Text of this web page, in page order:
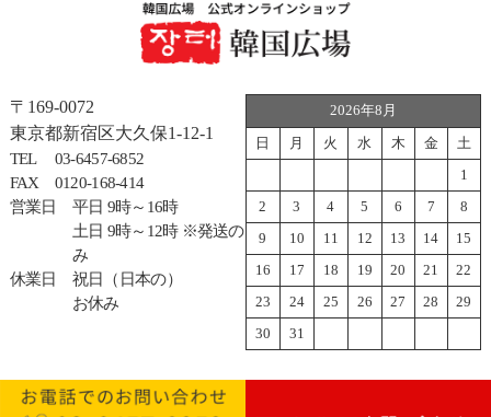
〒169-0072
東京都新宿区大久保1-12-1
TEL
03-6457-6852
FAX
0120-168-414
営業日
平日 9時～16時
土日 9時～12時 ※発送の
み
休業日
祝日（日本の）
お休み
2026年8月
日 月 火 水 木 金 土
1
2 3 4 5 6 7 8
9 10 11 12 13 14 15
16 17 18 19 20 21 22
23 24 25 26 27 28 29
30 31